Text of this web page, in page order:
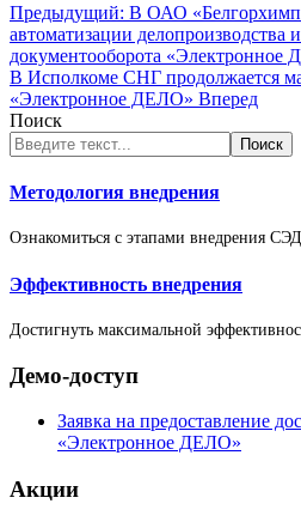
Предыдущий: В ОАО
автоматизации делопроизводства
документооборота «Электронное
В Исполкоме СНГ продолжается
«Электронное ДЕЛО» Вперед
Поиск
Поиск
Методология внедрения
Ознакомиться с этапами внедрения
Эффективность внедрения
Достигнуть максимальной
Демо-доступ
Заявка на предоставление
«Электронное ДЕЛО»
Акции